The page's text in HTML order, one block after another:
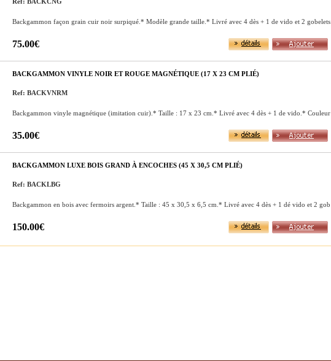
Backgammon façon grain cuir noir surpiqué.* Modèle grande taille.* Livré avec 4 dès + 1 de vido et 2 gobelets
75.00€
BACKGAMMON VINYLE NOIR ET ROUGE MAGNÉTIQUE (17 X 23 CM PLIÉ)
Ref: BACKVNRM
Backgammon vinyle magnétique (imitation cuir).* Taille : 17 x 23 cm.* Livré avec 4 dès + 1 de vido.* Couleur
35.00€
BACKGAMMON LUXE BOIS GRAND À ENCOCHES (45 X 30,5 CM PLIÉ)
Ref: BACKLBG
Backgammon en bois avec fermoirs argent.* Taille : 45 x 30,5 x 6,5 cm.* Livré avec 4 dès + 1 dé vido et 2 gob
150.00€